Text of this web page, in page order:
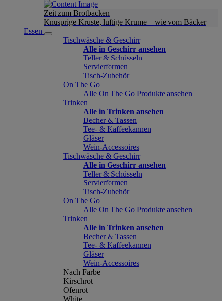
Zeit zum Brotbacken
Knusprige Kruste, luftige Krume – wie vom Bäcker
Essen
Tischwäsche & Geschirr
Alle in Geschirr ansehen
Teller & Schüsseln
Servierformen
Tisch-Zubehör
On The Go
Alle On The Go Produkte ansehen
Trinken
Alle in Trinken ansehen
Becher & Tassen
Tee- & Kaffeekannen
Gläser
Wein-Accessoires
Tischwäsche & Geschirr
Alle in Geschirr ansehen
Teller & Schüsseln
Servierformen
Tisch-Zubehör
On The Go
Alle On The Go Produkte ansehen
Trinken
Alle in Trinken ansehen
Becher & Tassen
Tee- & Kaffeekannen
Gläser
Wein-Accessoires
Nach Farbe
Kirschrot
Ofenrot
White